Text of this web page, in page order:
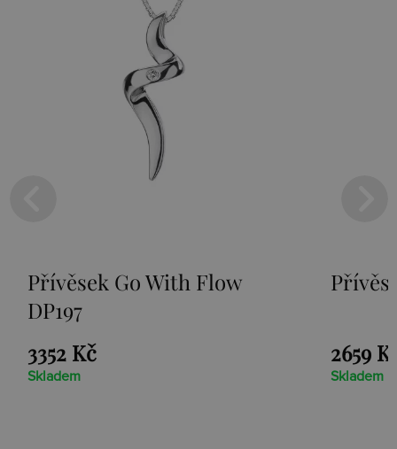
Přívěsek Go With Flow
DP197
3352 Kč
Skladem
2659
Skladem